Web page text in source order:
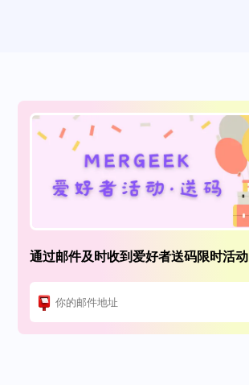
通过邮件及时收到爱好者送码限时活动